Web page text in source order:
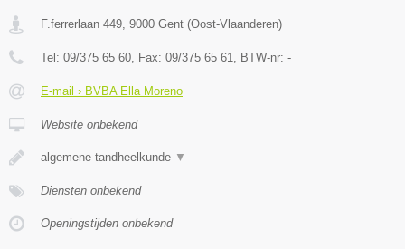
F.ferrerlaan 449, 9000 Gent (Oost-Vlaanderen)
Tel: 09/375 65 60, Fax: 09/375 65 61, BTW-nr: -
E-mail › BVBA Ella Moreno
Website onbekend
algemene tandheelkunde ▼
Diensten onbekend
Openingstijden onbekend